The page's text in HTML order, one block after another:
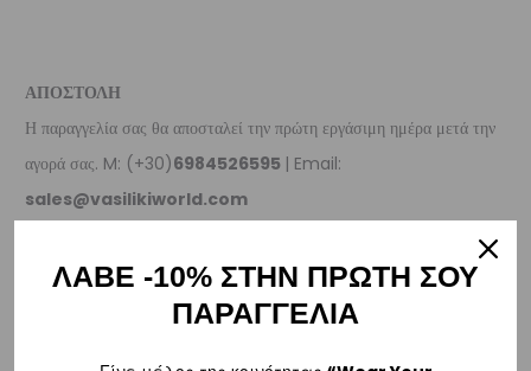
ΑΠΟΣΤΟΛΗ
Η παραγγελία σας θα αποσταλεί την πρώτη εργάσιμη ημέρα μετά την
αγορά σας. M: (+30)6984526595 | Email:
sales@vasilikiworld.com
ΛΑΒΕ -10% ΣΤΗΝ ΠΡΩΤΗ ΣΟΥ
ΠΑΡΑΓΓΕΛΙΑ